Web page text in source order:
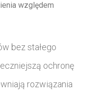
względem
bez stałego
ochronę
rozwiązania